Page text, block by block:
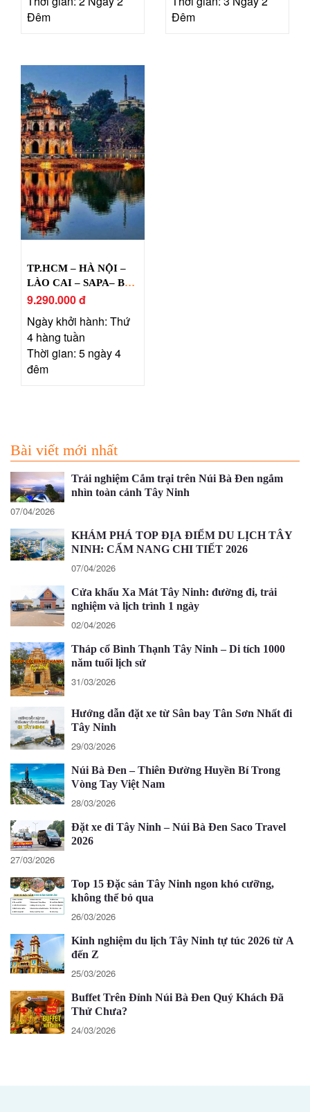
Đêm
Đêm
TP.HCM – HÀ NỘI –
LÀO CAI – SAPA– BÁI
ĐÍNH – TRÀNG AN –
9.290.000 đ
Ngày khởi hành: Thứ
4 hàng tuần
Thời gian: 5 ngày 4
đêm
Bài viết mới nhất
Trải nghiệm Cắm trại trên Núi Bà Đen ngắm
nhìn toàn cảnh Tây Ninh
07/04/2026
KHÁM PHÁ TOP ĐỊA ĐIỂM DU LỊCH TÂY
NINH: CẨM NANG CHI TIẾT 2026
07/04/2026
Cửa khẩu Xa Mát Tây Ninh: đường đi, trải
nghiệm và lịch trình 1 ngày
02/04/2026
Tháp cổ Bình Thạnh Tây Ninh – Di tích 1000
năm tuổi lịch sử
31/03/2026
Hướng dẫn đặt xe từ Sân bay Tân Sơn Nhất đi
Tây Ninh
29/03/2026
Núi Bà Đen – Thiên Đường Huyền Bí Trong
Vòng Tay Việt Nam
28/03/2026
Đặt xe đi Tây Ninh – Núi Bà Đen Saco Travel
2026
27/03/2026
Top 15 Đặc sản Tây Ninh ngon khó cưỡng,
không thể bỏ qua
26/03/2026
Kinh nghiệm du lịch Tây Ninh tự túc 2026 từ A
đến Z
25/03/2026
Buffet Trên Đỉnh Núi Bà Đen Quý Khách Đã
Thử Chưa?
24/03/2026